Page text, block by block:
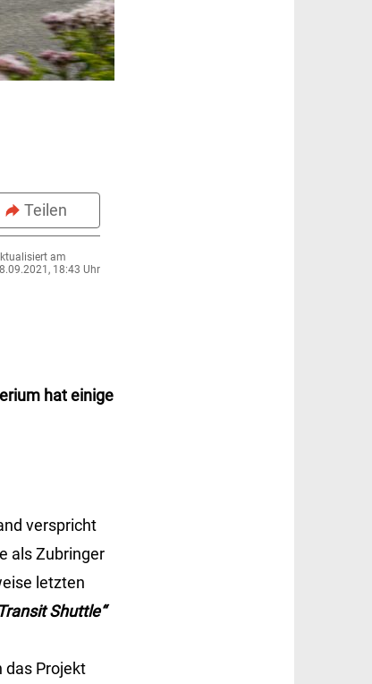
Teilen
am
18:43 Uhr
hat einige
verspricht
als Zubringer
letzten
Shuttle“
das Projekt